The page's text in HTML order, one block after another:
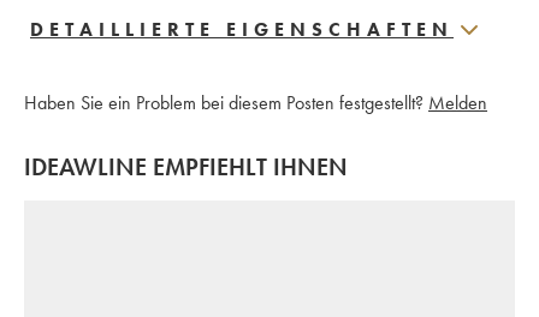
DETAILLIERTE EIGENSCHAFTEN
Haben Sie ein Problem bei diesem Posten festgestellt? Melden
IDEAWLINE EMPFIEHLT IHNEN